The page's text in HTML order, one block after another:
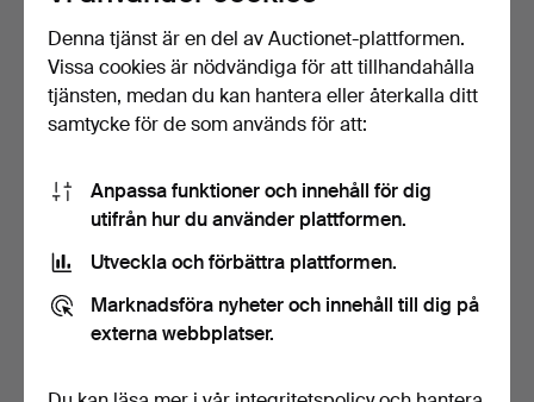
BÅTKOMPASS, Silva typ 70
UN, universal.
Klubbades 26 feb 2024
32 USD
SCOOTER, "Monarscoot",
Monark, 1960-tal.
Klubbades 15 okt 2023
2 003 USD
Denna tjänst är en del av Auctionet-plattformen.
Vissa cookies är nödvändiga för att tillhandahålla
tjänsten, medan du kan hantera eller återkalla ditt
samtycke för de som används för att:
Anpassa funktioner och innehåll för dig
utifrån hur du använder plattformen.
Utveckla och förbättra plattformen.
Marknadsföra nyheter och innehåll till dig på
externa webbplatser.